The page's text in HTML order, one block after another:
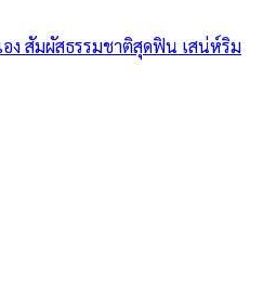
อง สัมผัสธรรมชาติสุดฟิน เสน่ห์ริม